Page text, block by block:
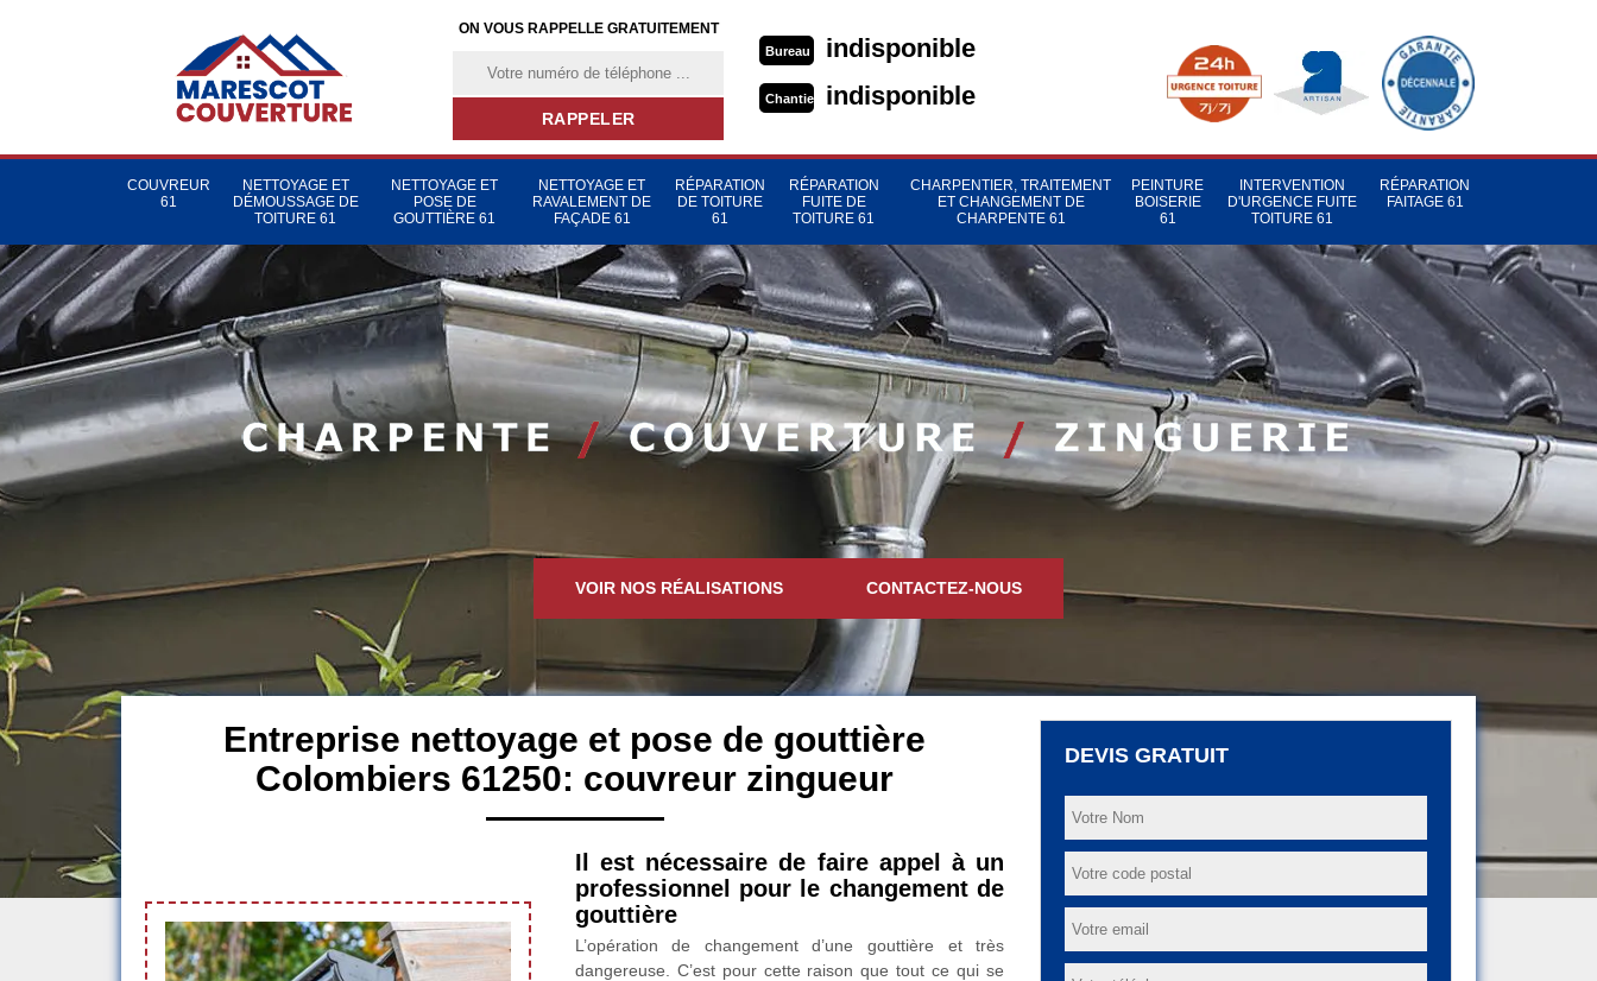
ON VOUS RAPPELLE GRATUITEMENT
Bureau indisponible
Chantier indisponible
COUVREUR
61
NETTOYAGE ET
DÉMOUSSAGE DE
TOITURE 61
NETTOYAGE ET
POSE DE
GOUTTIÈRE 61
NETTOYAGE ET
RAVALEMENT DE
FAÇADE 61
RÉPARATION
DE TOITURE
61
RÉPARATION
FUITE DE
TOITURE 61
CHARPENTIER, TRAITEMENT
ET CHANGEMENT DE
CHARPENTE 61
PEINTURE
BOISERIE
61
INTERVENTION
D'URGENCE FUITE
TOITURE 61
RÉPARATION
FAITAGE 61
VOIR NOS RÉALISATIONS CONTACTEZ-NOUS
Entreprise nettoyage et pose de gouttière
Colombiers 61250: couvreur zingueur
Il est nécessaire de faire appel à un
professionnel pour le changement de
gouttière
L’opération de changement d’une gouttière et très
dangereuse. C’est pour cette raison que tout ce qui se
DEVIS GRATUIT